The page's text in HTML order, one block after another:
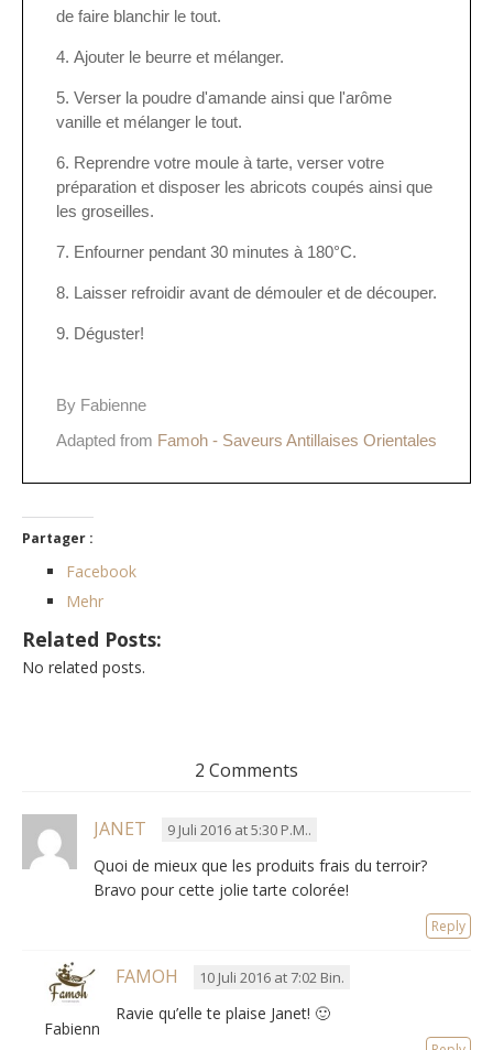
de faire blanchir le tout.
Ajouter le beurre et mélanger.
Verser la poudre d'amande ainsi que l'arôme
vanille et mélanger le tout.
Reprendre votre moule à tarte, verser votre
préparation et disposer les abricots coupés ainsi que
les groseilles.
Enfourner pendant 30 minutes à 180°C.
Laisser refroidir avant de démouler et de découper.
Déguster!
By Fabienne
Adapted from Famoh - Saveurs Antillaises Orientales
Partager :
Facebook
Mehr
Related Posts:
No related posts.
2 Comments
JANET 9 Juli 2016 at 5:30 P.M..
Quoi de mieux que les produits frais du terroir?
Bravo pour cette jolie tarte colorée!
Reply
Fabienne
FAMOH 10 Juli 2016 at 7:02 Bin.
Ravie qu’elle te plaise Janet! 🙂